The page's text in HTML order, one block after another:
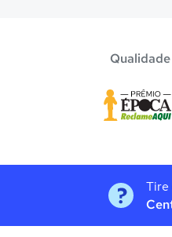
Tire